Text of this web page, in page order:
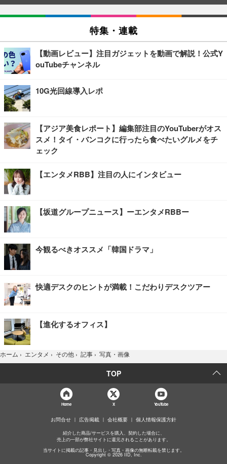
特集・連載
【動画レビュー】注目ガジェットを動画で解説！公式Y
ouTubeチャンネル
10G光回線導入レポ
【アジア美食レポート】編集部注目のYouTuberがオス
スメ！タイ・バンコクに行ったら食べたいグルメをチ
ェック
【エンタメRBB】注目の人にインタビュー
【坂道グループニュース】ーエンタメRBBー
今観るべきオススメ「韓国ドラマ」
快適デスクのヒントが満載！こだわりデスクツアー
【進化するオフィス】
ホーム › エンタメ › その他 › 記事 › 写真・画像
TOP
Home X YouTube
お問合せ 広告掲載 会社概要 個人情報保護方針
紹介した商品/サービスを購入、契約した場合に、
売上の一部が弊社サイトに還元されることがあります。
当サイトに掲載の記事・見出し・写真・画像の無断転載を禁じます。
Copyright © 2026 IID, Inc.